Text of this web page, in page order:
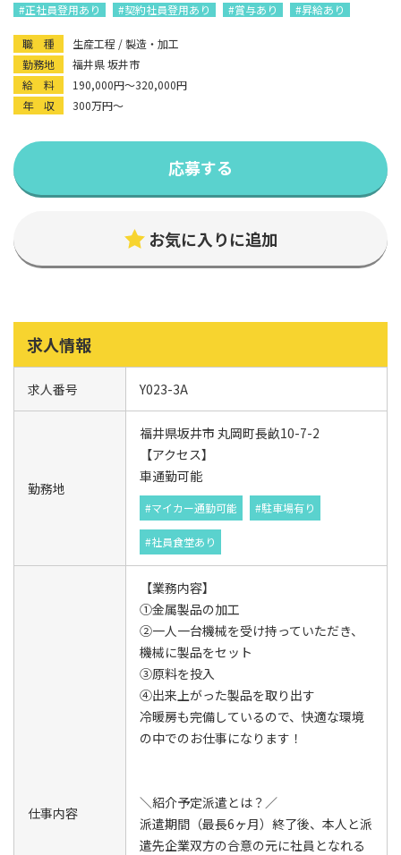
#正社員登用あり #契約社員登用あり #賞与あり #昇給あり
職 種
生産工程 / 製造・加工
勤務地
福井県 坂井市
給 料
190,000円〜320,000円
年 収
300万円〜
応募する
お気に入りに追加
求人情報
求人番号 Y023-3A
勤務地
福井県坂井市 丸岡町長畝10-7-2
【アクセス】
車通勤可能
#マイカー通勤可能 #駐車場有り
#社員食堂あり
仕事内容
【業務内容】
①金属製品の加工
②一人一台機械を受け持っていただき、
機械に製品をセット
③原料を投入
④出来上がった製品を取り出す
冷暖房も完備しているので、快適な環境
の中でのお仕事になります！
＼紹介予定派遣とは？／
派遣期間（最長6ヶ月）終了後、本人と派
遣先企業双方の合意の元に社員となれる